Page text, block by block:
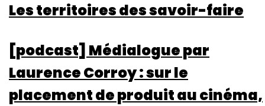
Récit’Chazelles
Les territoires des savoir-faire
[podcast] Médialogue par
Laurence Corroy : sur le
placement de produit au cinéma,